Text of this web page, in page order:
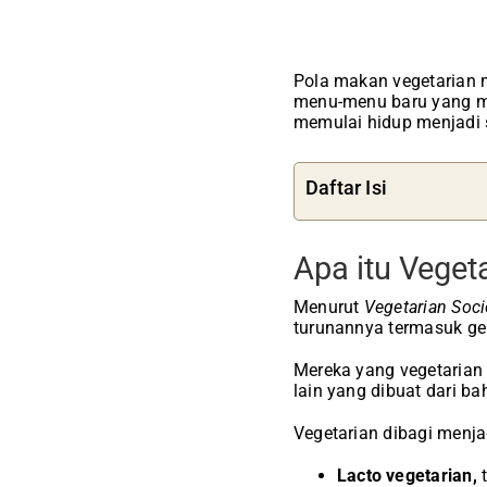
Pola makan vegetarian
menu-menu baru yang
memulai hidup menjadi
Daftar Isi
Apa itu
Menurut Vegetarian
turunannya termasuk
Mereka yang
lain yang dibuat dari
Vegetarian dibagi
Lacto vegetarian,